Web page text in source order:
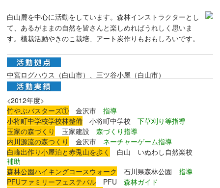
白山麓を中心に活動をしています。森林インストラクターとし
て、あるがままの自然を皆さんと楽しめればうれしく思いま
す。植栽活動やきのこ栽培、アート炭作りもおもしろいです。
中宮ログハウス（白山市）、三ツ谷小屋（白山市）
<2012年度>
竹やぶバスターズ① 金沢市 指導
小将町中学校学校林整備 小将町中学校 下草刈り等指導
玉家の森づくり
玉家建設 森づくり指導
内川源流の森つくり
金沢市 ネーチャーゲーム指導
白峰出作り小屋泊と赤兎山を歩く
白山 いぬわし自然楽校
補助
森林公園ハイキングコースウォーク 石川県森林公園 指導
PFUファミリーフェステバル PFU 森林ガイド